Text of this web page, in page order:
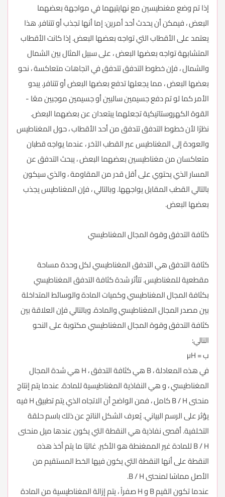
إذا تم وضع مغنطيسين مع نهايتيهما في مواجهة بعضهما
البعض ، فيمكن أن يحدث أحد أمرين: إما أنها تجذب أو تتنافر. هذا
يعتمد على الأقطاب التي تواجه بعضها البعض. إذا كانت الأقطاب
المتشابهة تواجه بعضها البعض ، على سبيل المثال بين الشمال
والشمال ، فإن خطوط التدفق تتدفق في اتجاهات متعاكسة ، نحو
بعضها البعض ، مما يجعلها تدفع بعضها البعض أو تتنافر. يبدو
الأمر كما لو تم دفع جسيمين سالبين أو جسيمين موجبين معًا -
القوة الكهروستاتيكية تجعلهما يبتعدان عن بعضهما البعض.
نظرًا لأن خطوط التدفق تتدفق من أحد الأقطاب ، حول المغناطيس
والعودة إلى المغناطيس عبر القطب الآخر ، عندما يواجه قطبان
متعاكسان من مغناطيسين بعضهما البعض ، يبحث التدفق عن
المسار الذي يحتوي على أقل قدر من المقاومة ، والذي سيكون
بالتالي القطب المقابل يواجهها. وبالتالي ، فإن المغناطيس يجذب
بعضها البعض.
كثافة التدفق وقوة المجال المغناطيسي
كثافة التدفق هي التدفق المغناطيسي لكل وحدة مساحة
مقطعية للمغناطيس. تتأثر شدة كثافة التدفق المغناطيسي
بكثافة المجال المغناطيسي وكميات المادة والوسائط المتداخلة
بين مصدر المجال المغناطيسي والمادة. وبالتالي فإن العلاقة بين
كثافة التدفق وقوة المجال المغناطيسي مكتوبة على النحو
التالي:
ب = µH
في هذه المعادلة ، B هي كثافة التدفق ، H هي شدة المجال
المغناطيسي ، و هي النفاذية المغناطيسية للمادة. عندما يتم إنتاج
منحنى B / H كامل ، فمن الواضح أن الاتجاه الذي يتم تطبيق H فيه
يؤثر على الرسم البياني. يُعرف الشكل الناتج عن ذلك باسم حلقة
التخلفية. أقصى نفاذية هي النقطة التي يكون عندها ميل منحنى
B / H للمادة غير الممغنطة هو الأكبر. غالبًا ما يتم أخذ هذه
النقطة على أنها النقطة التي يكون فيها الخط المستقيم من
الأصل مماسًا لمنحنى B / H.
عندما تكون القيم B و H صفراً ، يتم إزالة المغناطيسية من المادة